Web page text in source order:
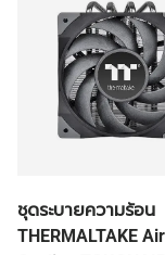
ชุดระบายความร้อน
THERMALTAKE Air